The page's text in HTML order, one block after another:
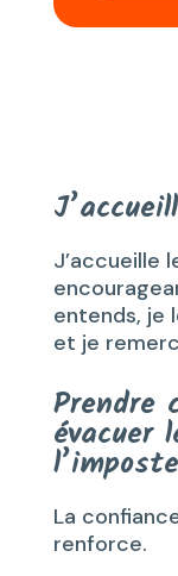
J’accueille
entends, je
et je
Prendre
évacuer
La
renforce.